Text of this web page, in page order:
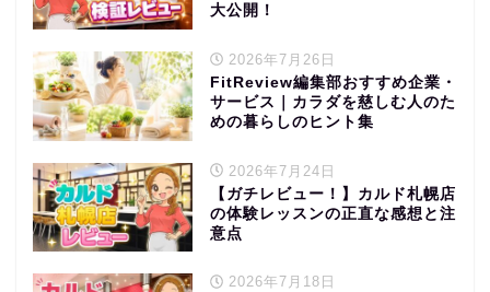
大公開！
2026年7月26日
FitReview編集部おすすめ企業・
サービス｜カラダを慈しむ人のた
めの暮らしのヒント集
2026年7月24日
【ガチレビュー！】カルド札幌店
の体験レッスンの正直な感想と注
意点
2026年7月18日